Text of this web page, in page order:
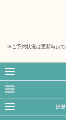
※ご予約状況は更新時点で
沢